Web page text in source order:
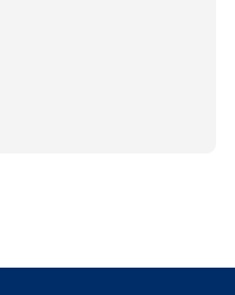
a cero con